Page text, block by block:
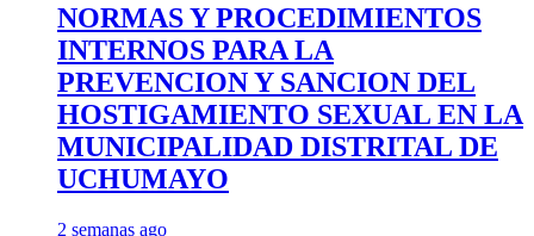
NORMAS Y PROCEDIMIENTOS
INTERNOS PARA LA
PREVENCION Y SANCION DEL
HOSTIGAMIENTO SEXUAL EN LA
MUNICIPALIDAD DISTRITAL DE
UCHUMAYO
2 semanas ago